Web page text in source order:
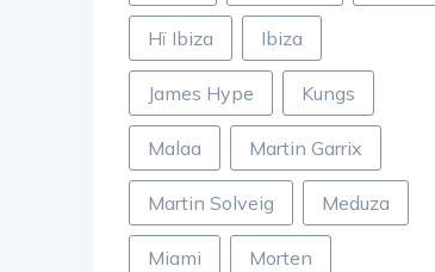
Hï Ibiza Ibiza
James Hype Kungs
Malaa Martin Garrix
Martin Solveig Meduza
Miami Morten